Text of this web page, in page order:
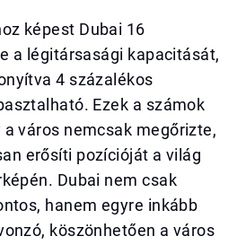
képest Dubai 16
a légitársasági kapacitását,
4 százalékos
Ezek a számok
város nemcsak megőrizte,
erősíti pozícióját a világ
Dubai nem csak
hanem egyre inkább
köszönhetően a város